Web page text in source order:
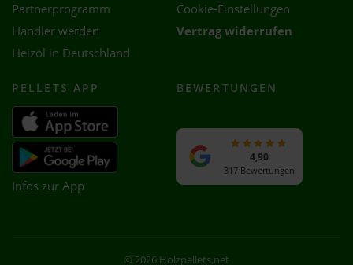
Partnerprogramm
Händler werden
Heizöl in Deutschland
Cookie-Einstellungen
Vertrag widerrufen
PELLETS APP
Infos zur App
BEWERTUNGEN
4,90
317 Bewertungen
© 2026 Holzpellets.net